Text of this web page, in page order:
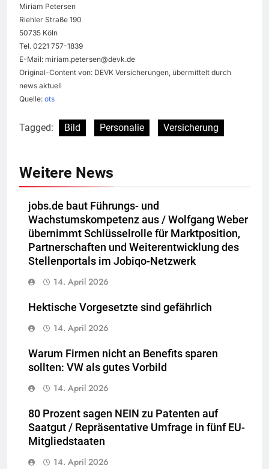
Miriam Petersen
Riehler Straße 190
50735 Köln
Tel. 0221 757-1839
E-Mail: miriam.petersen@devk.de
Original-Content von: DEVK Versicherungen, übermittelt durch
news aktuell
Quelle: ots
Tagged: Bild Personalie Versicherung
Weitere News
jobs.de baut Führungs- und
Wachstumskompetenz aus / Wolfgang Weber
übernimmt Schlüsselrolle für Marktposition,
Partnerschaften und Weiterentwicklung des
Stellenportals im Jobiqo-Netzwerk
14. April 2026
Hektische Vorgesetzte sind gefährlich
14. April 2026
Warum Firmen nicht an Benefits sparen
sollten: VW als gutes Vorbild
14. April 2026
80 Prozent sagen NEIN zu Patenten auf
Saatgut / Repräsentative Umfrage in fünf EU-
Mitgliedstaaten
14. April 2026